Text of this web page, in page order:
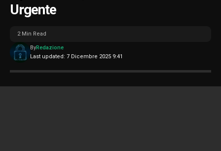
Urgente
Last updated: 7 Dicembre 2025 9:41
ByRedazione
2 Min Read